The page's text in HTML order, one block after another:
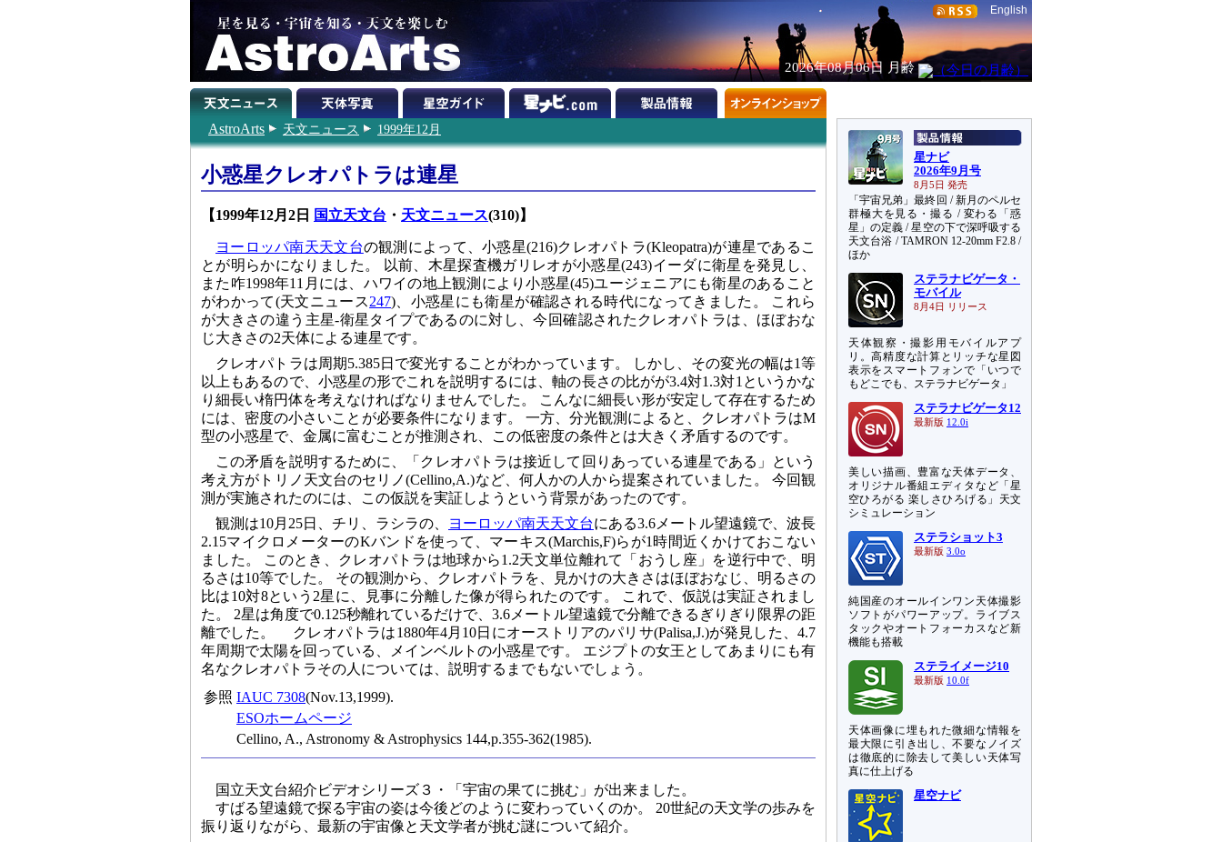
English
2026年08月06日 月齢
AstroArts 天文ニュース 1999年12月
小惑星クレオパトラは連星
【1999年12月2日 国立天文台 ・ 天文ニュース(310)】
ヨーロッパ南天天文台の観測によって、小惑星(216)クレオパトラ(Kleopatra)が連星であるこ
とが明らかになりました。 以前、木星探査機ガリレオが小惑星(243)イーダに衛星を発見し、
また咋1998年11月には、ハワイの地上観測により小惑星(45)ユージェニアにも衛星のあること
がわかって(天文ニュース247)、小惑星にも衛星が確認される時代になってきました。 これら
が大きさの違う主星-衛星タイプであるのに対し、今回確認されたクレオパトラは、ほぼおな
じ大きさの2天体による連星です。
クレオパトラは周期5.385日で変光することがわかっています。 しかし、その変光の幅は1等
以上もあるので、小惑星の形でこれを説明するには、軸の長さの比がが3.4対1.3対1というかな
り細長い楕円体を考えなければなりませんでした。 こんなに細長い形が安定して存在するため
には、密度の小さいことが必要条件になります。 一方、分光観測によると、クレオパトラはM
型の小惑星で、金属に富むことが推測され、この低密度の条件とは大きく矛盾するのです。
この矛盾を説明するために、「クレオパトラは接近して回りあっている連星である」という
考え方がトリノ天文台のセリノ(Cellino,A.)など、何人かの人から提案されていました。 今回観
測が実施されたのには、この仮説を実証しようという背景があったのです。
観測は10月25日、チリ、ラシラの、
ヨーロッパ南天天文台にある3.6メートル望遠鏡で、波長
2.15マイクロメーターのKバンドを使って、マーキス(Marchis,F)らが1時間近くかけておこない
ました。 このとき、クレオパトラは地球から1.2天文単位離れて「おうし座」を逆行中で、明
るさは10等でした。 その観測から、クレオパトラを、見かけの大きさはほぼおなじ、明るさの
比は10対8という2星に、見事に分離した像が得られたのです。 これで、仮説は実証されまし
た。 2星は角度で0.125秒離れているだけで、3.6メートル望遠鏡で分離できるぎりぎり限界の距
離でした。 クレオパトラは1880年4月10日にオーストリアのパリサ(Palisa,J.)が発見した、4.7
年周期で太陽を回っている、メインベルトの小惑星です。 エジプトの女王としてあまりにも有
名なクレオパトラその人については、説明するまでもないでしょう。
参照 IAUC 7308(Nov.13,1999).
ESOホームページ
Cellino, A., Astronomy & Astrophysics 144,p.355-362(1985).
国立天文台紹介ビデオシリーズ３・「宇宙の果てに挑む」が出来ました。
すばる望遠鏡で探る宇宙の姿は今後どのように変わっていくのか。 20世紀の天文学の歩みを
振り返りながら、最新の宇宙像と天文学者が挑む謎について紹介。
星ナビ
2026年9月号
8月5日 発売
「宇宙兄弟」最終回 / 新月のペルセ
群極大を見る・撮る / 変わる「惑
星」の定義 / 星空の下で深呼吸する
天文台浴 / TAMRON 12-20mm F2.8 /
ほか
ステラナビゲータ・
モバイル
8月4日 リリース
天体観察・撮影用モバイルアプ
リ。高精度な計算とリッチな星図
表示をスマートフォンで「いつで
もどこでも、ステラナビゲータ」
ステラナビゲータ12
最新版 12.0i
美しい描画、豊富な天体データ、
オリジナル番組エディタなど「星
空ひろがる 楽しさひろげる」天文
シミュレーション
ステラショット3
最新版 3.0o
純国産のオールインワン天体撮影
ソフトがパワーアップ。ライブス
タックやオートフォーカスなど新
機能も搭載
ステライメージ10
最新版 10.0f
天体画像に埋もれた微細な情報を
最大限に引き出し、不要なノイズ
は徹底的に除去して美しい天体写
真に仕上げる
星空ナビ